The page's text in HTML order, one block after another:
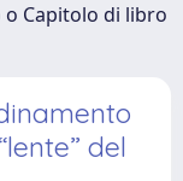
o Capitolo di libro
del